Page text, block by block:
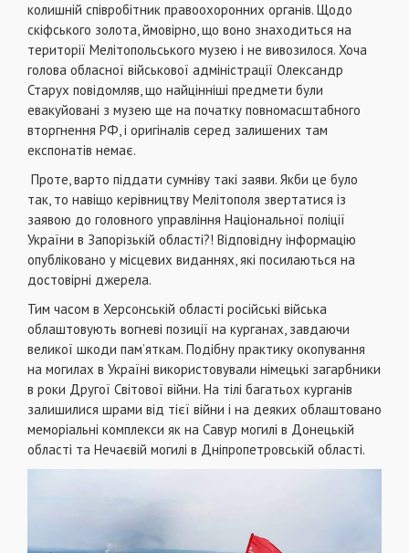
колишній співробітник правоохоронних органів. Щодо
скіфського золота, ймовірно, що воно знаходиться на
території Мелітопольського музею і не вивозилося. Хоча
голова обласної військової адміністрації Олександр
Старух повідомляв, що найцінніші предмети були
евакуйовані з музею ще на початку повномасштабного
вторгнення РФ, і оригіналів серед залишених там
експонатів немає.
Проте, варто піддати сумніву такі заяви. Якби це було
так, то навіщо керівництву Мелітополя звертатися із
заявою до головного управління Національної поліції
України в Запорізькій області?! Відповідну інформацію
опубліковано у місцевих виданнях, які посилаються на
достовірні джерела.
Тим часом в Херсонській області російські війська
облаштовують вогневі позиції на курганах, завдаючи
великої шкоди пам’яткам. Подібну практику окопування
на могилах в Україні використовували німецькі загарбники
в роки Другої Світової війни. На тілі багатьох курганів
залишилися шрами від тієї війни і на деяких облаштовано
меморіальні комплекси як на Савур могилі в Донецькій
області та Нечаєвій могилі в Дніпропетровській області.